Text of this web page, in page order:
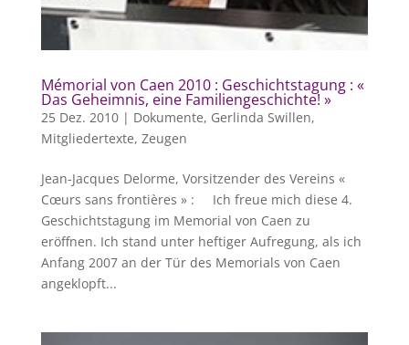
Mémorial von Caen 2010 : Geschichtstagung : «
Das Geheimnis, eine Familiengeschichte! »
25 Dez. 2010| Dokumente, Gerlinda Swillen,
Mitgliedertexte, Zeugen
Jean-Jacques Delorme, Vorsitzender des Vereins «
Cœurs sans frontières » : Ich freue mich diese 4.
Geschichtstagung im Memorial von Caen zu
eröffnen. Ich stand unter heftiger Aufregung, als ich
Anfang 2007 an der Tür des Memorials von Caen
angeklopft...